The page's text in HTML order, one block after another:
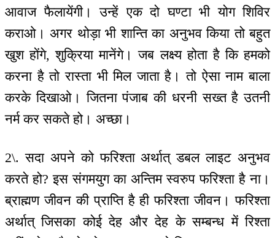
आवाज फैलायेंगी। उन्हें एक दो घण्टा भी योग शिविर
कराओ। अगर थोड़ा भी शान्ति का अनुभव किया तो बहुत
खुश होंगे, शुक्रिया मानेंगे। जब लक्ष्य होता है कि हमको
करना है तो रास्ता भी मिल जाता है। तो ऐसा नाम बाला
करके दिखाओ। जितना पंजाब की धरनी सख्त है उतनी
नर्म कर सकते हो। अच्छा।
2\. सदा अपने को फरिश्ता अर्थात् डबल लाइट अनुभव
करते हो? इस संगमयुग का अन्तिम स्वरुप फरिश्ता है ना।
ब्राह्मण जीवन की प्राप्ति है ही फरिश्ता जीवन। फरिश्ता
अर्थात् जिसका कोई देह और देह के सम्बन्ध में रिश्ता